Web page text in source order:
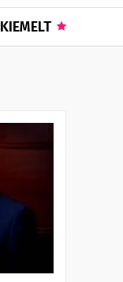
KIEMELT